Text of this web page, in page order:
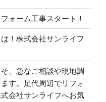
ォーム工事スタート！
！株式会社サンライフ
、急なご相談や現地調
す。足代周辺でリフォ
会社サンライフへお気